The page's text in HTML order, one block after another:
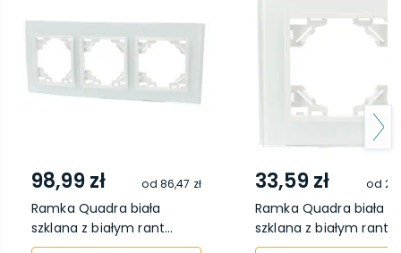
98,99 zł od 86,47 zł
Ramka Quadra biała
szklana z białym rant...
33,59 zł od
Ramka Quadra biała
szklana z białym rant...